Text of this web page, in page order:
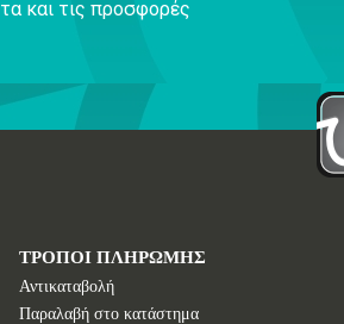
και τις προσφορές
ΤΡΟΠΟΙ ΠΛΗΡΩΜΗΣ
Αντικαταβολή
Παραλαβή στο κατάστημα